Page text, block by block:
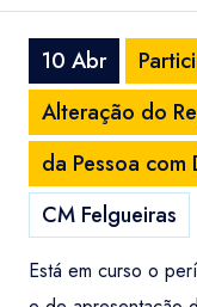
10 Abr
Alteração do
da Pessoa com
CM Felgueiras
Está em curso o